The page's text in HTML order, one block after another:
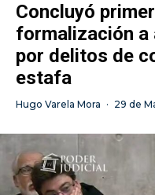
Concluyó
formalización a
por delitos de
estafa
Hugo Varela Mora · 29 de